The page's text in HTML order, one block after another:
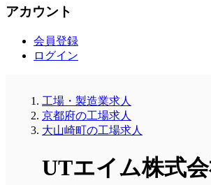
アカウント
会員登録
ログイン
工場・製造業求人
京都府の工場求人
大山崎町の工場求人
UTエイム株式